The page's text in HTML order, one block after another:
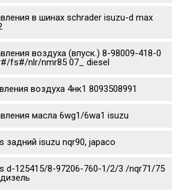
в шинах schrader isuzu-d max
воздуха (впуск.) 8-98009-418-0
fs#/nlr/nmr85 07_ diesel
воздуха 4нк1 8093508991
масла 6wg1/6wa1 isuzu
задний isuzu nqr90, japaco
d-125415/8-97206-760-1/2/3 /nqr71/75